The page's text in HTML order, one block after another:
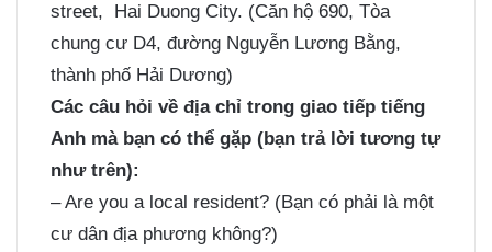
street, Hai Duong City. (Căn hộ 690, Tòa
chung cư D4, đường Nguyễn Lương Bằng,
thành phố Hải Dương)
Các câu hỏi về địa chỉ trong giao tiếp tiếng
Anh mà bạn có thể gặp (bạn trả lời tương tự
như trên):
– Are you a local resident? (Bạn có phải là một
cư dân địa phương không?)